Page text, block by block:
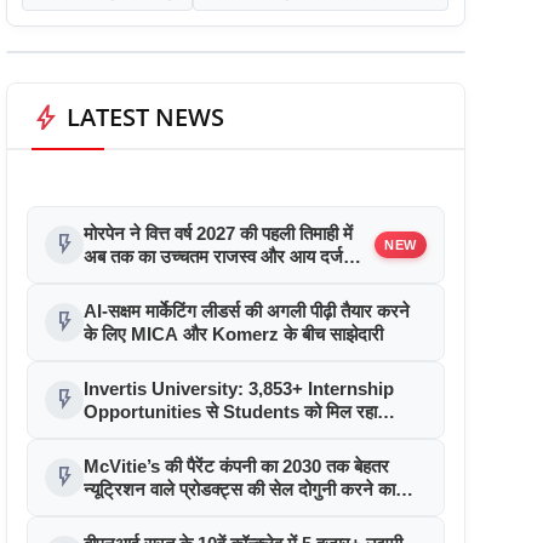
bolt LATEST NEWS
flash_on मोरपेन ने वित्त वर्ष 2027 की पहली तिमाही में
अब तक का उच्चतम राजस्व और आय दर्ज
394% की वृद्धि हुई। सीडीएमओ कार्यक्रम ने
पुरंतया व्यावसायीक चरण में प्रवेश किया
NEW
flash_on AI-सक्षम मार्केटिंग लीडर्स की अगली पीढ़ी तैयार करने
के लिए MICA और Komerz के बीच साझेदारी
flash_on
Invertis University: 3,853+ Internship
Opportunities से Students को मिल रहा
flash_on
McVitie’s की पैरेंट कंपनी का 2030 तक बेहतर
न्यूट्रिशन वाले प्रोडक्ट्स की सेल दोगुनी करने का